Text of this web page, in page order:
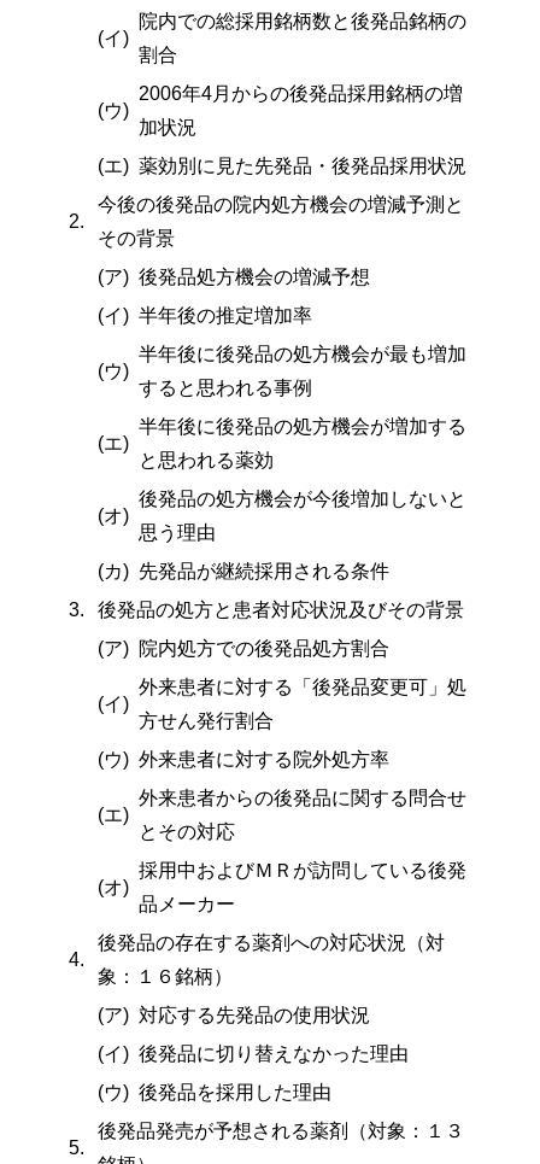
(イ)
院内での総採用銘柄数と後発品銘柄の
割合
(ウ)
2006年4月からの後発品採用銘柄の増
加状況
(エ) 薬効別に見た先発品・後発品採用状況
2.
今後の後発品の院内処方機会の増減予測と
その背景
(ア) 後発品処方機会の増減予想
(イ) 半年後の推定増加率
(ウ)
半年後に後発品の処方機会が最も増加
すると思われる事例
(エ)
半年後に後発品の処方機会が増加する
と思われる薬効
(オ)
後発品の処方機会が今後増加しないと
思う理由
(カ) 先発品が継続採用される条件
3.
後発品の処方と患者対応状況及びその背景
(ア)
院内処方での後発品処方割合
(イ)
外来患者に対する「後発品変更可」処
方せん発行割合
(ウ) 外来患者に対する院外処方率
(エ)
外来患者からの後発品に関する問合せ
とその対応
(オ)
採用中およびＭＲが訪問している後発
品メーカー
4.
後発品の存在する薬剤への対応状況（対
象：１６銘柄）
(ア) 対応する先発品の使用状況
(イ) 後発品に切り替えなかった理由
(ウ) 後発品を採用した理由
5.
後発品発売が予想される薬剤（対象：１３